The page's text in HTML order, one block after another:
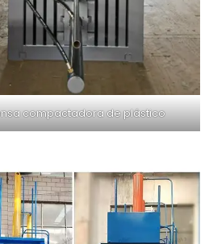
compactadora de plástico